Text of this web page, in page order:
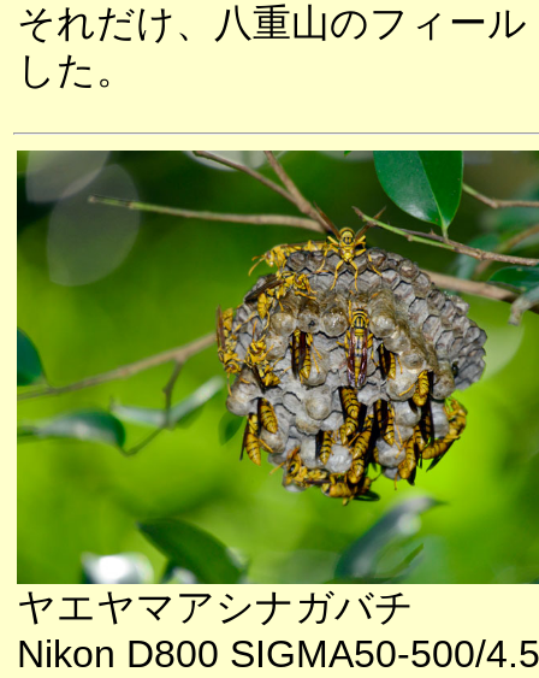
それだけ、八重山のフィー
した。
ヤエヤマアシナガバチ
Nikon D800 SIGMA50-500/